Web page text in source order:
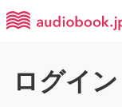
ログイン